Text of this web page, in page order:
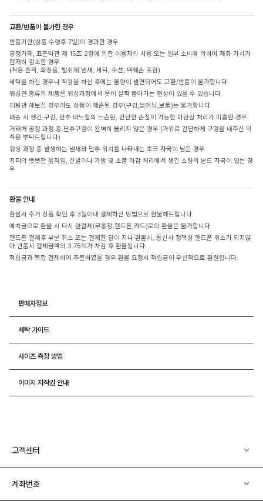
교환/반품이 불가한 경우
반품기한(상품 수령후 7일)이 경과한 경우
공정거래, 표준약관 제 15조 2항에 의한 이용자의 사용 또는 일부 소비에 의하여 재화 가치가
현저히 감소한 경우
(착용 흔적, 화장품, 탈취제 냄새, 세탁, 수선, 택훼손 포함)
세탁을 하신 경우나 착용을 하신 후에는 불량이 발견되어도 교환/반품이 불가합니다.
워싱면 종류의 제품은 워싱과정에서 옷이 살짝 돌아가는 현상이 있을 수 있습니다.
피팅만 해보신 경우라도 상품이 훼손된 경우(구김,늘어남,보풀)는 불가합니다.
배송 시 생긴 구김, 단추 바느질의 느슨함, 간단한 손질이 가능한 마감실 처리가 미흡한 경우
거래처 공정 과정 중 단추구멍이 완벽히 뚫리지 않은 경우 (가위로 간단하게 구멍을 내주신 뒤
착용 부탁드립니다)
워싱 과정 중 발생하는 냄새와 단추 위치를 나타내는 초크 자국이 남은 경우
지퍼의 뻣뻣한 움직임, 신발이나 가방 및 소품 마감 처리에서 생긴 소량의 본드 자국이 있는 경
우
환불 안내
환불시 수거 상품 확인 후 3일이내 결제하신 방법으로 환불해드립니다
예치금으로 환불 시 다시 원결제(무통장,핸드폰,카드)로의 환불은 불가합니다.
핸드폰 결제후 부분 취소 또는 결제한 달이 지나 환불시, 통신사 정책상 핸드폰 취소가 되지않
아 반품시 결제금액의 3.75%가 차감 후 환불됩니다.
적립금과 복합 결제하여 주문하였을 경우 환불 요청시 적립금이 우선적으로 환원됩니다.
판매자정보
세탁 가이드
사이즈 측정 방법
이미지 저작권 안내
고객센터
계좌번호